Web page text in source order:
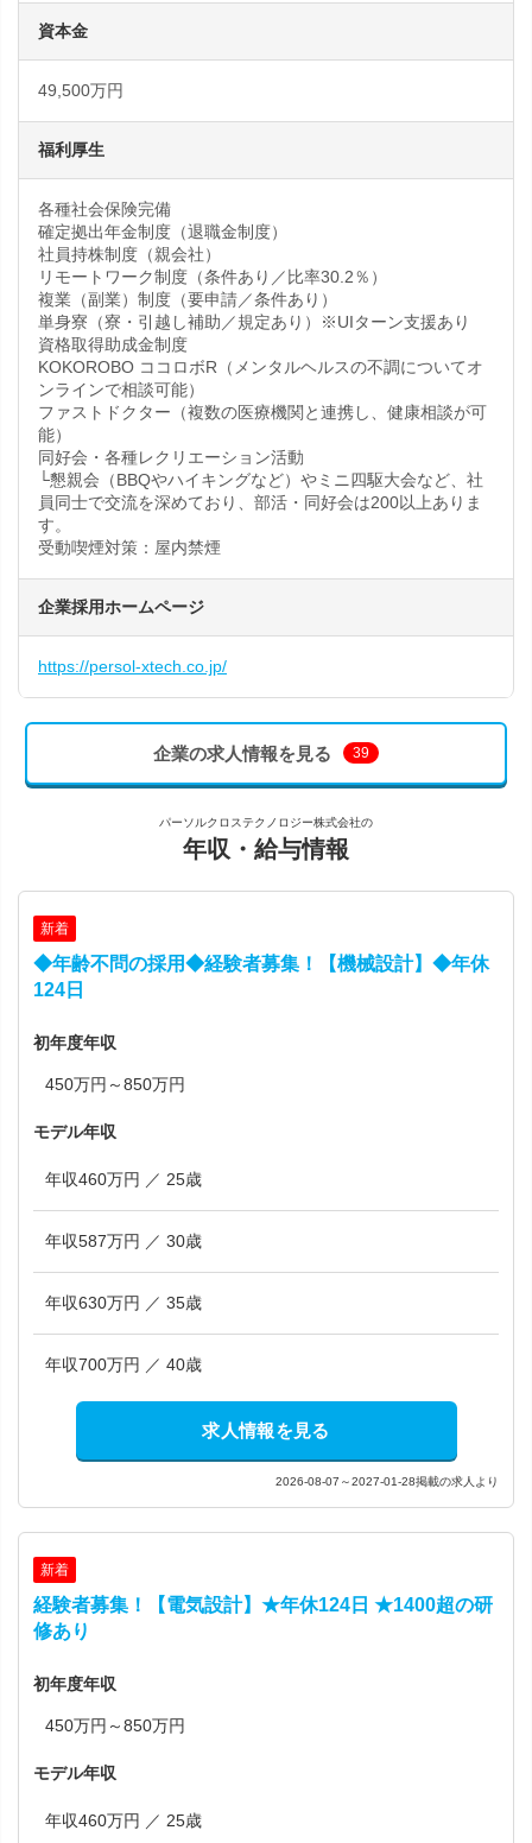
資本金
49,500万円
福利厚生
各種社会保険完備
確定拠出年金制度（退職金制度）
社員持株制度（親会社）
リモートワーク制度（条件あり／比率30.2％）
複業（副業）制度（要申請／条件あり）
単身寮（寮・引越し補助／規定あり）※UIターン支援あり
資格取得助成金制度
KOKOROBO ココロボR（メンタルヘルスの不調についてオ
ンラインで相談可能）
ファストドクター（複数の医療機関と連携し、健康相談が可
能）
同好会・各種レクリエーション活動
└懇親会（BBQやハイキングなど）やミニ四駆大会など、社
員同士で交流を深めており、部活・同好会は200以上ありま
す。
受動喫煙対策：屋内禁煙
企業採用ホームページ
https://persol-xtech.co.jp/
企業の求人情報を見る 39
パーソルクロステクノロジー株式会社の
年収・給与情報
新着
◆年齢不問の採用◆経験者募集！【機械設計】◆年休
124日
初年度年収
450万円～850万円
モデル年収
年収460万円 ／ 25歳
年収587万円 ／ 30歳
年収630万円 ／ 35歳
年収700万円 ／ 40歳
求人情報を見る
2026-08-07～2027-01-28掲載の求人より
新着
経験者募集！【電気設計】★年休124日 ★1400超の研
修あり
初年度年収
450万円～850万円
モデル年収
年収460万円 ／ 25歳